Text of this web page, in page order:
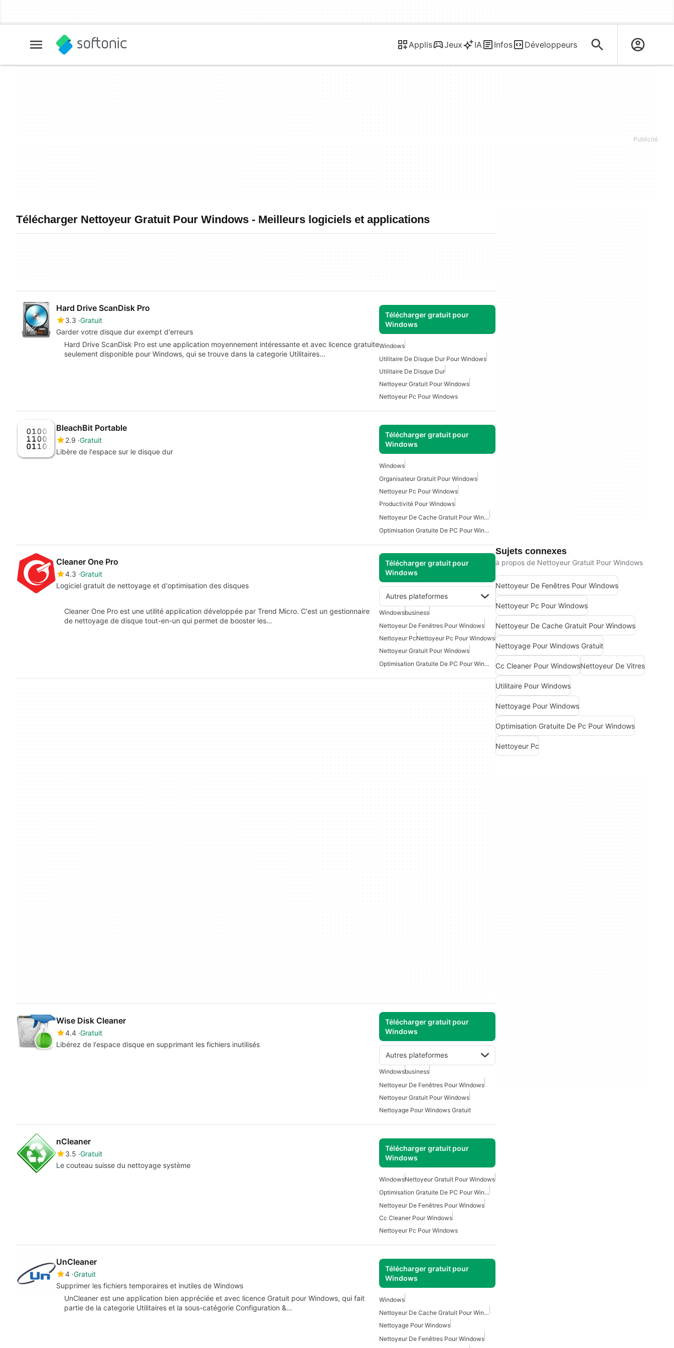
Applis Jeux IA Infos Développeurs
Télécharger Nettoyeur Gratuit Pour Windows - Meilleurs logiciels et applications
Hard Drive ScanDisk Pro
3.3 Gratuit
Garder votre disque dur exempt d'erreurs
Télécharger gratuit pour
Windows
Hard Drive ScanDisk Pro est une application moyennement intéressante et avec licence gratuite
seulement disponible pour Windows, qui se trouve dans la categorie Utilitaires…
Windows
Utilitaire De Disque Dur Pour Windows
Utilitaire De Disque Dur
Nettoyeur Gratuit Pour Windows
Nettoyeur Pc Pour Windows
BleachBit Portable
2.9 Gratuit
Libère de l'espace sur le disque dur
Télécharger gratuit pour
Windows
Windows
Organisateur Gratuit Pour Windows
Nettoyeur Pc Pour Windows
Productivité Pour Windows
Nettoyeur De Cache Gratuit Pour Windows
Optimisation Gratuite De PC Pour Windows
Cleaner One Pro
4.3 Gratuit
Logiciel gratuit de nettoyage et d'optimisation des disques
Télécharger gratuit pour
Windows
Autres plateformes
Cleaner One Pro est une utilité application développée par Trend Micro. C'est un gestionnaire
de nettoyage de disque tout-en-un qui permet de booster les…
Windowsbusiness
Nettoyeur De Fenêtres Pour Windows
Nettoyeur PcNettoyeur Pc Pour Windows
Nettoyeur Gratuit Pour Windows
Optimisation Gratuite De PC Pour Windows
Wise Disk Cleaner
4.4 Gratuit
Libérez de l'espace disque en supprimant les fichiers inutilisés
Télécharger gratuit pour
Windows
Autres plateformes
Windowsbusiness
Nettoyeur De Fenêtres Pour Windows
Nettoyeur Gratuit Pour Windows
Nettoyage Pour Windows Gratuit
nCleaner
3.5 Gratuit
Le couteau suisse du nettoyage système
Télécharger gratuit pour
Windows
WindowsNettoyeur Gratuit Pour Windows
Optimisation Gratuite De PC Pour Windows
Nettoyeur De Fenêtres Pour Windows
Cc Cleaner Pour Windows
Nettoyeur Pc Pour Windows
UnCleaner
4 Gratuit
Supprimer les fichiers temporaires et inutiles de Windows
Télécharger gratuit pour
Windows
UnCleaner est une application bien appréciée et avec licence Gratuit pour Windows, qui fait
partie de la categorie Utilitaires et la sous-catégorie Configuration &…
Windows
Nettoyeur De Cache Gratuit Pour Windows
Nettoyage Pour Windows
Nettoyeur De Fenêtres Pour Windows
Sujets connexes
à propos de Nettoyeur Gratuit Pour Windows
Nettoyeur De Fenêtres Pour Windows
Nettoyeur Pc Pour Windows
Nettoyeur De Cache Gratuit Pour Windows
Nettoyage Pour Windows Gratuit
Cc Cleaner Pour WindowsNettoyeur De Vitres
Utilitaire Pour Windows
Nettoyage Pour Windows
Optimisation Gratuite De Pc Pour Windows
Nettoyeur Pc